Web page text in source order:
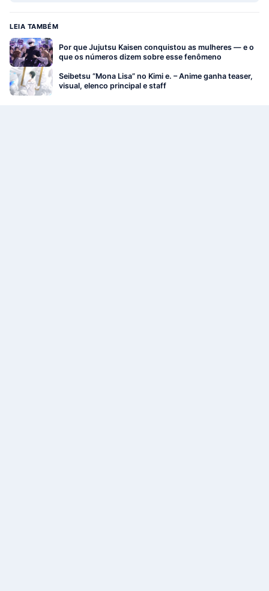
LEIA TAMBÉM
Por que Jujutsu Kaisen conquistou as mulheres — e o
que os números dizem sobre esse fenômeno
Seibetsu “Mona Lisa” no Kimi e. – Anime ganha teaser,
visual, elenco principal e staff